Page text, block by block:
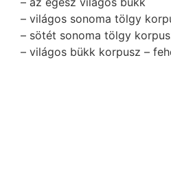
– világos sonoma tölgy
– sötét sonoma tölgy
– világos bükk korpusz –